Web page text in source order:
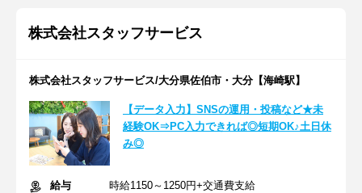
株式会社スタッフサービス
株式会社スタッフサービス/大分県佐伯市・大分【海崎駅】
【データ入力】SNSの運用・投稿など★未
経験OK⇒PC入力できれば◎短期OK♪土日休
み◎
給与
時給1150～1250円+交通費支給